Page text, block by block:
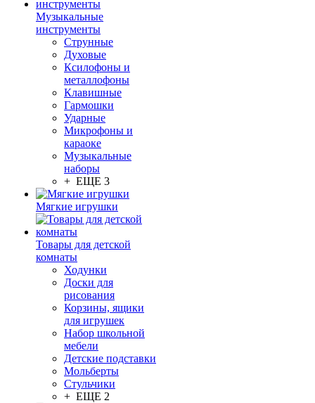
Музыкальные
инструменты
Струнные
Духовые
Ксилофоны и
металлофоны
Клавишные
Гармошки
Ударные
Микрофоны и
караоке
Музыкальные
наборы
+ ЕЩЕ 3
Мягкие игрушки
Товары для детской
комнаты
Ходунки
Доски для
рисования
Корзины, ящики
для игрушек
Набор школьной
мебели
Детские подставки
Мольберты
Стульчики
+ ЕЩЕ 2